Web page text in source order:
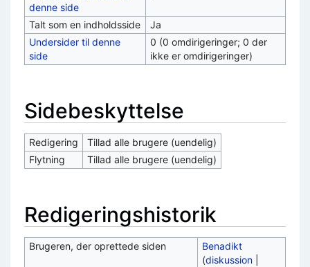
denne side
Talt som en indholdsside
Ja
Undersider til denne
side
0 (0 omdirigeringer; 0 der
ikke er omdirigeringer)
Sidebeskyttelse
Redigering
Tillad alle brugere (uendelig)
Flytning
Tillad alle brugere (uendelig)
Redigeringshistorik
Brugeren, der oprettede siden
Benadikt
(diskussion|